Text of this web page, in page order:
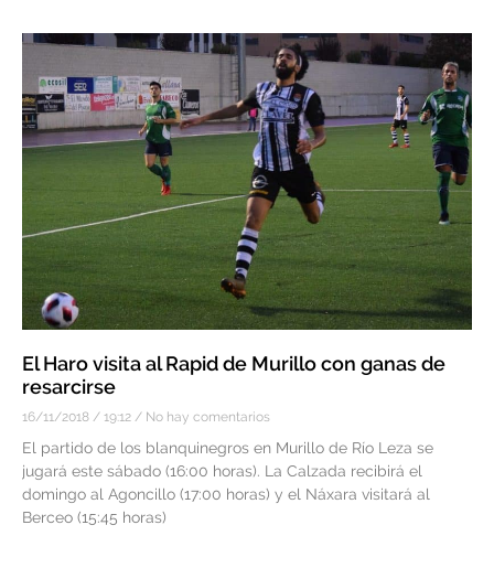
El Haro visita al Rapid de Murillo con ganas de
resarcirse
16/11/2018 19:12 No hay comentarios
El partido de los blanquinegros en Murillo de Río Leza se
jugará este sábado (16:00 horas). La Calzada recibirá el
domingo al Agoncillo (17:00 horas) y el Náxara visitará al
Berceo (15:45 horas)